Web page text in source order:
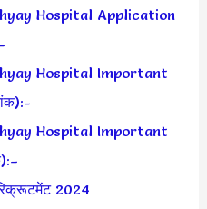
Hospital Application
Hospital Important
Hospital Important
2024